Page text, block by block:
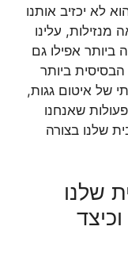
לא יכזיב אותנו
מנזילות, עלינו
ביותר אפילו גם
ביותר
של איטום גגות,
שאנחנו
שלנו בצורה
שלנו